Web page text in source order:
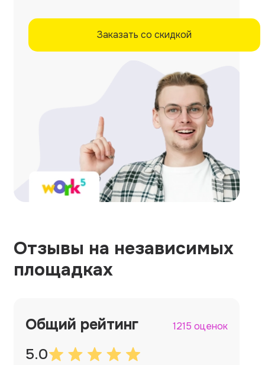
Заказать со скидкой
Отзывы на независимых
площадках
Общий рейтинг 1215 оценок
5.0